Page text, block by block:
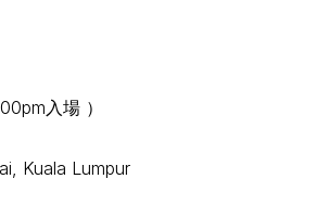
入場 ）
Kuala Lumpur